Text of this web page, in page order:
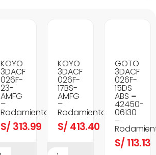
KOYO
3DACF
026F-
23-
AMFG
–
Rodamientos
S/ 313.99
KOYO
3DACF
026F-
17BS-
AMFG
–
Rodamientos
S/ 413.40
GOTO
3DACF
026F-
15DS
ABS =
42450-
06130
–
S/ 113.13